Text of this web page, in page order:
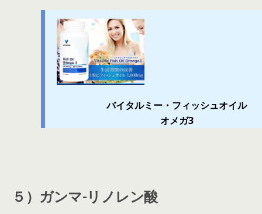
バイタルミー・フィッシュオイル
オメガ3
５）ガンマ-リノレン酸